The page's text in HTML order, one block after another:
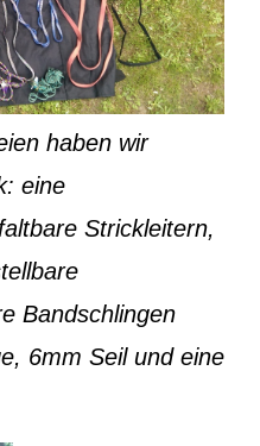
haben wir
eine
Strickleitern,
Bandschlingen
6mm Seil und eine